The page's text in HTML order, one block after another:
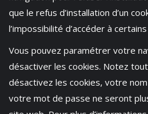
que le refus d’installation d’un
l’impossibilité d’accéder à
Vous pouvez paramétrer votre
désactiver les cookies. Notez
désactivez les cookies, votre
votre mot de passe ne seront